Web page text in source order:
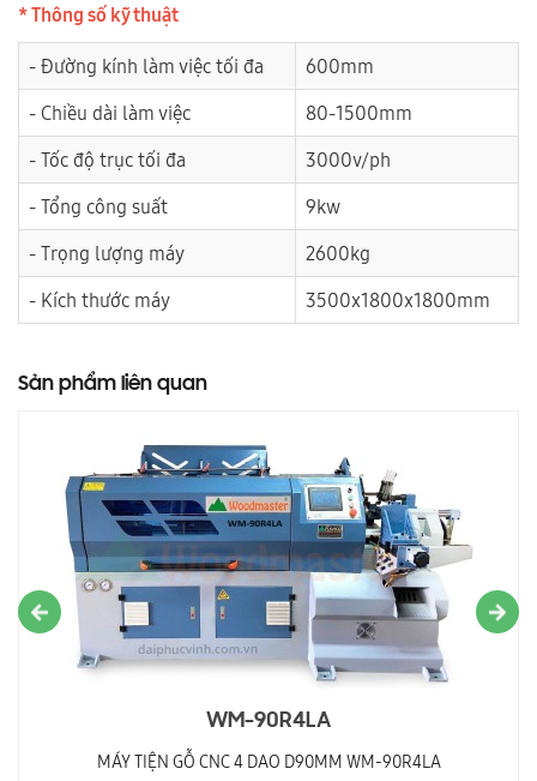
* Thông số kỹ thuật
- Đường kính làm việc tối đa
600mm
- Chiều dài làm việc
80-1500mm
- Tốc độ trục tối đa
3000v/ph
- Tổng công suất
9kw
- Trọng lượng máy
2600kg
- Kích thước máy
3500x1800x1800mm
Sản phẩm liên quan
WM-90R4LA
MÁY TIỆN GỖ CNC 4 DAO D90MM WM-90R4LA